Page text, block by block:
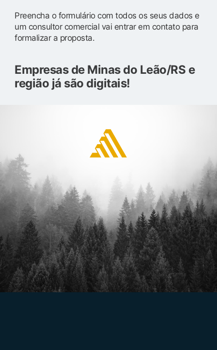
Preencha o formulário com todos os seus dados e
um consultor comercial vai entrar em contato para
formalizar a proposta.
Empresas de Minas do Leão/RS e
região já são digitais!